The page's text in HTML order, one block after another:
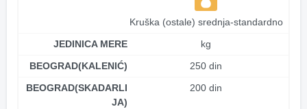
Kruška (ostale) srednja-standardno
JEDINICA MERE
kg
BEOGRAD(KALENIĆ)
250 din
BEOGRAD(SKADARLI
JA)
200 din